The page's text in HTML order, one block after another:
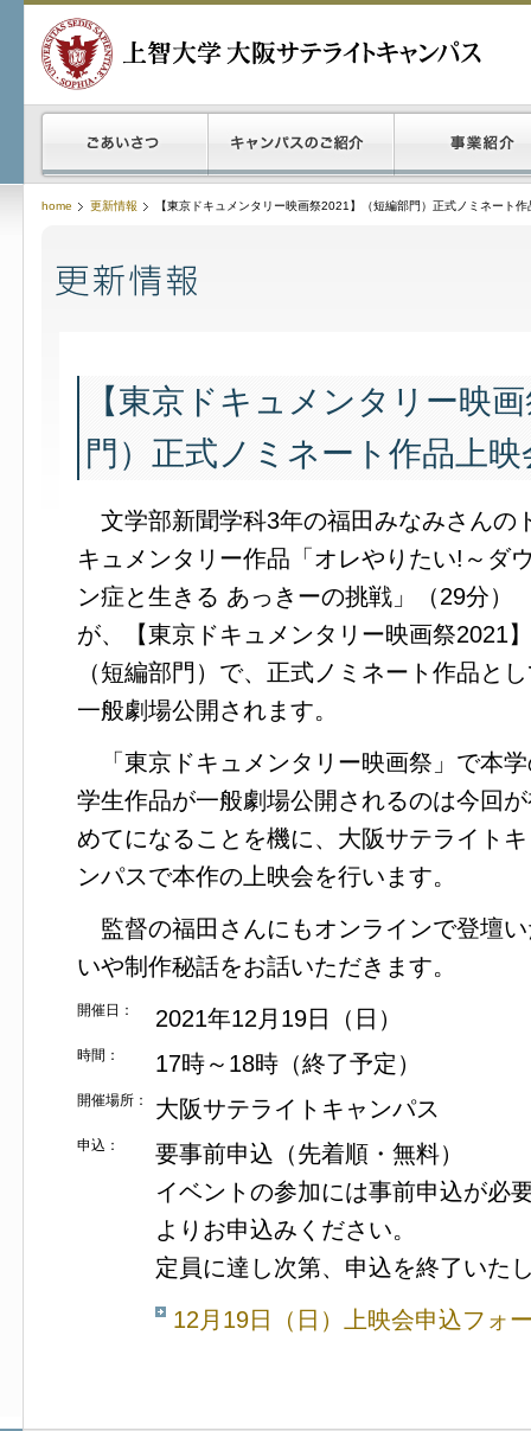
home 更新情報 【東京ドキュメンタリー映画祭2021】（短編部門）正式ノミネート作
【東京ドキュメンタリー映
門）正式ノミネート作品上映
文学部新聞学科3年の福田みなみさんの
キュメンタリー作品「オレやりたい!～ダ
ン症と生きる あっきーの挑戦」（29分）
が、【東京ドキュメンタリー映画祭2021】
（短編部門）で、正式ノミネート作品と
一般劇場公開されます。
「東京ドキュメンタリー映画祭」で本
学生作品が一般劇場公開されるのは今回
めてになることを機に、大阪サテライト
ンパスで本作の上映会を行います。
監督の福田さんにもオンラインで登壇
いや制作秘話をお話いただきます。
開催日： 2021年12月19日（日）
時間： 17時～18時（終了予定）
開催場所： 大阪サテライトキャンパス
申込：
要事前申込（先着順・無料）
イベントの参加には事前申込が必
よりお申込みください。
定員に達し次第、申込を終了いた
12月19日（日）上映会申込フォ